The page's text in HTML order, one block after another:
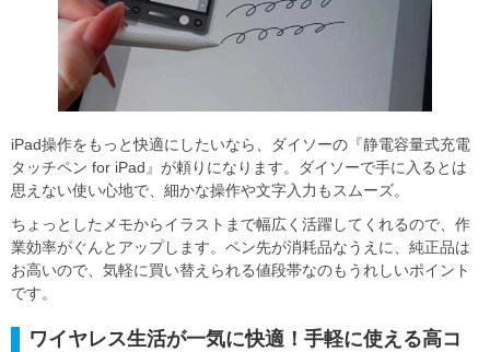
iPad操作をもっと快適にしたいなら、ダイソーの『静電容量式充電
タッチペン for iPad』が頼りになります。ダイソーで手に入るとは
思えない使い心地で、細かな操作や文字入力もスムーズ。
ちょっとしたメモからイラストまで幅広く活躍してくれるので、作
業効率がぐんとアップします。ペン先が消耗品なうえに、純正品は
お高いので、気軽に買い替えられる値段帯なのもうれしいポイント
です。
ワイヤレス生活が一気に快適！手軽に使える高コ